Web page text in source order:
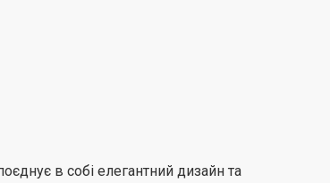
в собі елегантний дизайн та